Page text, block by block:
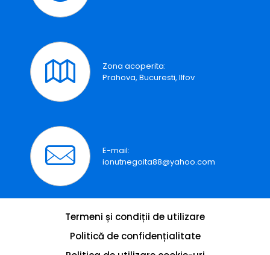
Zona acoperita:
Prahova, Bucuresti, Ilfov
E-mail:
ionutnegoita88@yahoo.com
Termeni și condiții de utilizare
Politică de confidențialitate